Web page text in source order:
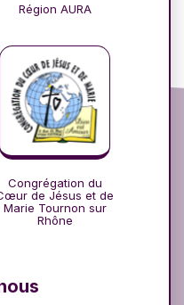
Région AURA
Congrégation du
de Jésus et de
Marie Tournon sur
Rhône